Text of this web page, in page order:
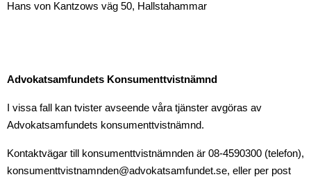
Hans von Kantzows väg 50, Hallstahammar
Advokatsamfundets Konsumenttvistnämnd
I vissa fall kan tvister avseende våra tjänster avgöras av
Advokatsamfundets konsumenttvistnämnd.
Kontaktvägar till konsumenttvistnämnden är 08-4590300 (telefon),
konsumenttvistnamnden@advokatsamfundet.se, eller per post